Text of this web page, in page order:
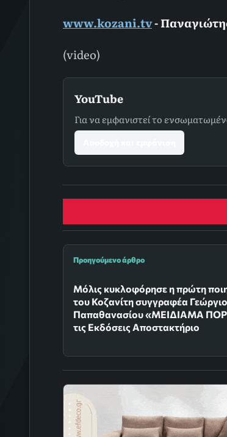
www.kozani.tv-
(video)
YouTube
Για να εμφανιστεί το
Προηγούμενο άρθρο
Μόλις κυκλοφόρησε η πρώτη
του Κοζανίτη συγγραφέα
Παπαθανασίου «ΜΕΙΔΙΑΜΑ
τις Εκδόσεις Αποστακτήριο